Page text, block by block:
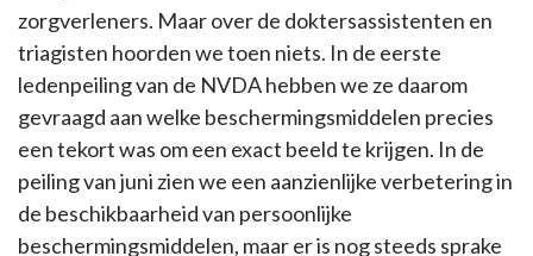
zorgverleners. Maar over de doktersassistenten en
triagisten hoorden we toen niets. In de eerste
ledenpeiling van de NVDA hebben we ze daarom
gevraagd aan welke beschermingsmiddelen precies
een tekort was om een exact beeld te krijgen. In de
peiling van juni zien we een aanzienlijke verbetering in
de beschikbaarheid van persoonlijke
beschermingsmiddelen, maar er is nog steeds sprake